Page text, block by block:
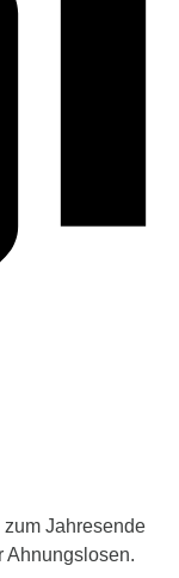
Jahresende
Ahnungslosen.